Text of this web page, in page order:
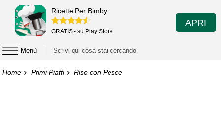
Ricette Per Bimby
GRATIS - su Play Store
APRI
Menù
Home Primi Piatti Riso con Pesce